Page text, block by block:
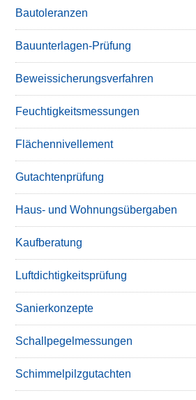
Bautoleranzen
Bauunterlagen-Prüfung
Beweissicherungsverfahren
Feuchtigkeitsmessungen
Flächennivellement
Gutachtenprüfung
Haus- und Wohnungsübergaben
Kaufberatung
Luftdichtigkeitsprüfung
Sanierkonzepte
Schallpegelmessungen
Schimmelpilzgutachten